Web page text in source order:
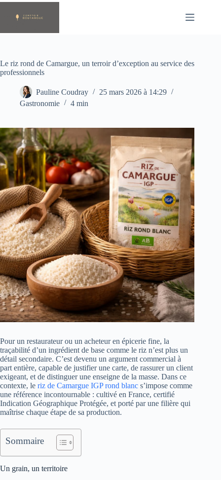
Passer
contenu
Le riz rond de Camargue, un terroir d’exception au service des
professionnels
Pauline Coudray
25 mars 2026 à 14:29
Gastronomie
4 min
Pour un restaurateur ou un acheteur en épicerie fine, la
traçabilité d’un ingrédient de base comme le riz n’est plus un
détail secondaire. C’est devenu un argument commercial à
part entière, capable de justifier une carte, de rassurer un client
exigeant, et de distinguer une enseigne de la masse. Dans ce
contexte, le riz de Camargue IGP rond blanc s’impose comme
une référence incontournable : cultivé en France, certifié
Indication Géographique Protégée, et porté par une filière qui
maîtrise chaque étape de sa production.
Sommaire
Un grain, un territoire